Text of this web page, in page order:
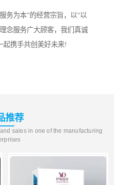
务为本”的经营宗旨，以“以
念服务广大顾客，我们真诚
起携手共创美好未来!
推荐
sales in one of the manufacturing